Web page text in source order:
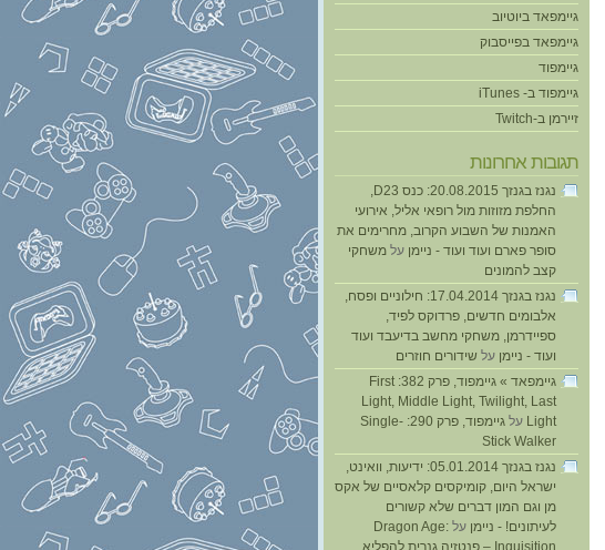
גיימפאד ביוטיוב
גיימפאד בפייסבוק
גיימפוד
גיימפוד ב- iTunes
זיירמן ב-Twitch
תגובות אחרונות
נגנז בגנזך 20.08.2015: כנס D23,
החלפת מזוזות מול רופאי אליל, אירועי
האמנות של השבוע הקרוב, מחרימים את
סופר פארם ועוד ועוד - ניימן על משחקי
קצב להמונים
נגנז בגנזך 17.04.2014: חילוניים ופסח,
אלבומים חדשים, פרדוקס לפיד,
ספיידרמן, משחקי מחשב בדיעבד ועוד
ועוד - ניימן על שידורים חוזרים
גיימפאד » גיימפוד, פרק 382: First
Light, Middle Light, Twilight, Last
Light על
גיימפוד, פרק 290: Single-
Stick Walker
נגנז בגנזך 05.01.2014: ידיעות, וואינט,
ישראל היום, קומיקסים קלאסיים של אקס
מן וגם המון דברים שלא קשורים
לעיתונים! - ניימן על Dragon Age:
Inquisition – פנטזיה גנרית להפליא